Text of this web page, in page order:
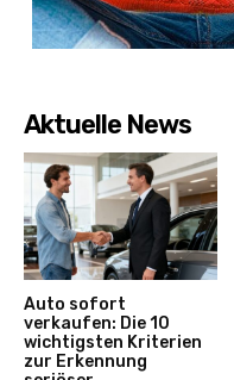
Aktuelle News
Auto sofort
verkaufen: Die 10
wichtigsten Kriterien
zur Erkennung